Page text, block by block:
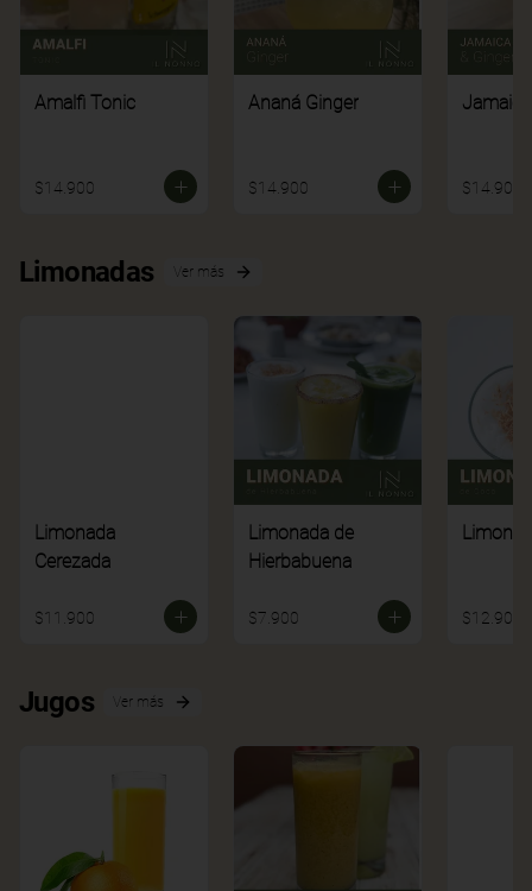
Amalfi Tonic
$14.900
Ananá Ginger
$14.900 $14.900
Limonadas Ver más
Limonada
Cerezada
$11.900
Limonada de
Hierbabuena
$7.900 $12.900
Jugos Ver más